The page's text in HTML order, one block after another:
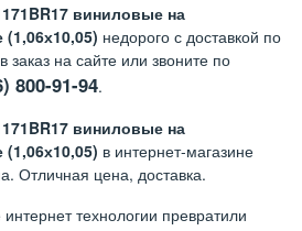
виниловые на
недорого с доставкой по
на сайте или звоните по
800-91-94.
виниловые на
в интернет-магазине
Отличная цена, доставка.
технологии превратили